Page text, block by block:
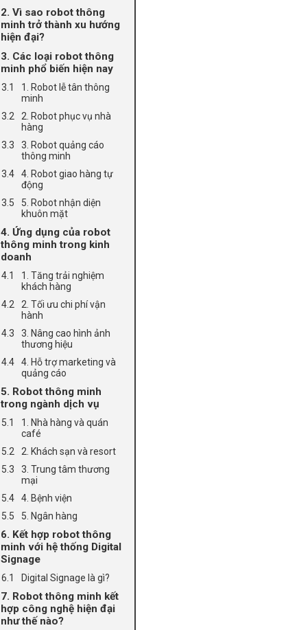
2. Vì sao robot thông
minh trở thành xu hướng
hiện đại?
3. Các loại robot thông
minh phổ biến hiện nay
1. Robot lễ tân thông
minh
2. Robot phục vụ nhà
hàng
3. Robot quảng cáo
thông minh
4. Robot giao hàng tự
động
5. Robot nhận diện
khuôn mặt
4. Ứng dụng của robot
thông minh trong kinh
doanh
1. Tăng trải nghiệm
khách hàng
2. Tối ưu chi phí vận
hành
3. Nâng cao hình ảnh
thương hiệu
4. Hỗ trợ marketing và
quảng cáo
5. Robot thông minh
trong ngành dịch vụ
1. Nhà hàng và quán
café
2. Khách sạn và resort
3. Trung tâm thương
mại
4. Bệnh viện
5. Ngân hàng
6. Kết hợp robot thông
minh với hệ thống Digital
Signage
Digital Signage là gì?
7. Robot thông minh kết
hợp công nghệ hiện đại
như thế nào?